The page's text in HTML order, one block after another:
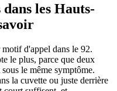
les Hauts-
d'appel dans le 92.
le plus, parce que deux
le même symptôme.
la cuvette ou juste derrière